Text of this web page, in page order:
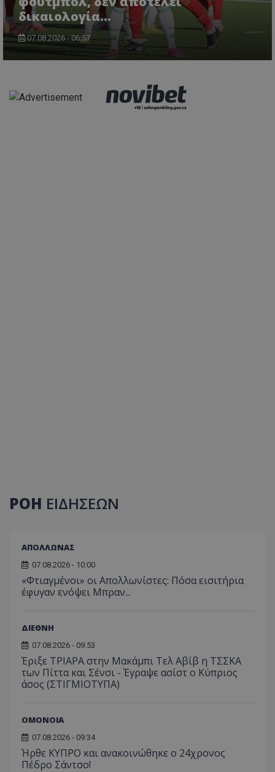
δικαιολογία…
07.08.2026 - 06:57
ΡΟΗ ΕΙΔΗΣΕΩΝ
ΑΠΟΛΛΩΝΑΣ
07.08.2026 - 10:00
«Φτιαγμένοι» οι Απολλωνίστες: Πόσα εισιτήρια
έφυγαν ενόψει Μπραν...
ΔΙΕΘΝΗ
07.08.2026 - 09:53
Έριξε ΤΡΙΑΡΑ στην Μακάμπι Τελ Αβίβ η ΤΣΣΚΑ
των Πίττα και Σένσι - Έγραψε ασίστ ο Κύπριος
άσος (ΣΤΙΓΜΙΟΤΥΠΑ)
ΟΜΟΝΟΙΑ
07.08.2026 - 09:34
Ήρθε ΚΥΠΡΟ και ανακοινώθηκε ο 24χρονος
Πέδρο Σάντσο!